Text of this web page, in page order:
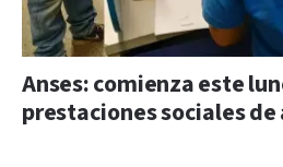
Anses: comienza este
prestaciones sociales